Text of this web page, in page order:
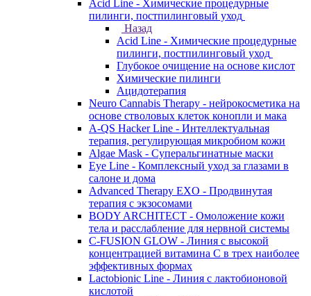
Acid Line - Химические процедурные
пилинги, постпилинговый уход
Назад
Acid Line - Химические процедурные
пилинги, постпилинговый уход
Глубокое очищение на основе кислот
Химические пилинги
Ацидотерапия
Neuro Cannabis Therapy - нейрокосметика на
основе стволовых клеток конопли и мака
A-QS Hacker Line - Интеллектуальная
терапия, регулирующая микробиом кожи
Algae Mask - Суперальгинатные маски
Eye Line - Комплексный уход за глазами в
салоне и дома
Advanced Therapy EXO - Продвинутая
терапия с экзосомами
BODY ARCHITECT - Омоложение кожи
тела и расслабление для нервной системы
C-FUSION GLOW - Линия с высокой
концентрацией витамина C в трех наиболее
эффективных формах
Lactobionic Line - Линия с лактобионовой
кислотой